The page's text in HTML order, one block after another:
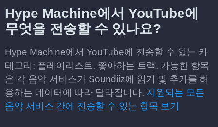
Hype Machine에서 YouTube에
무엇을 전송할 수 있나요?
Hype Machine에서 YouTube에 전송할 수 있는 카
테고리: 플레이리스트, 좋아하는 트랙. 가능한 항목
은 각 음악 서비스가 Soundiiz에 읽기 및 추가를 허
용하는 데이터에 따라 달라집니다. 지원되는 모든
음악 서비스 간에 전송할 수 있는 항목 보기